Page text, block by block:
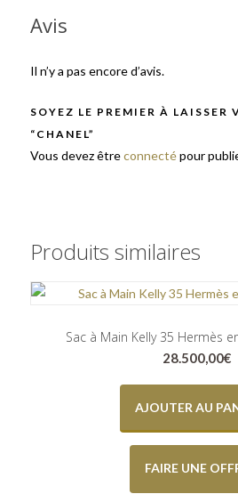
Avis
Il n’y a pas encore d’avis.
SOYEZ LE PREMIER À LAISSER
“CHANEL”
Vous devez êtreconnectépour
Produits similaires
Sac à Main Kelly 35 Hermès
28.500,00€
AJOUTER AU
FAIRE UNE